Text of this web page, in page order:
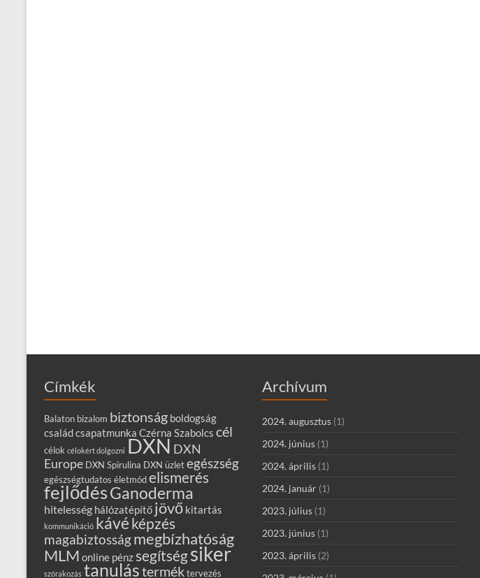
Címkék
Balaton bizalom biztonság boldogság
családcsapatmunka Czérna Szabolcs cél
célok célokért dolgozni DXN DXN
Europe DXN Spirulina DXN üzletegészség
egészségtudatos életmódelismerés
fejlődésGanoderma
hitelesség hálózatépítő jövő kitartás
kommunikáció kávé képzés
magabiztosságmegbízhatóság
MLM online pénz segítségsiker
szórakozás tanulásterméktervezés
Archívum
2024. augusztus (1)
2024. június (1)
2024. április (1)
2024. január (1)
2023. július (1)
2023. június (1)
2023. április (2)